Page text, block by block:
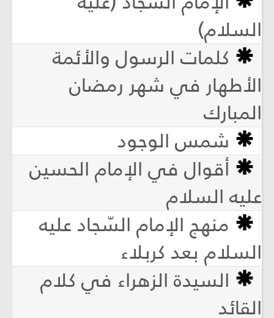
السلام)
كلمات الرسول والأئمة
الأطهار في شهر رمضان
المبارك
شمس الوجود
أقوال في الإمام الحسين
عليه السلام
منهج الإمام السّجاد عليه
السلام بعد كربلاء
السيدة الزهراء في كلام
القائد